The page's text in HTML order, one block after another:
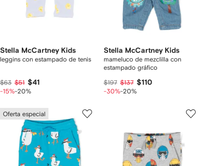
Stella McCartney Kids
leggins con estampado de tenis
$63 $51 $41
-15%-20%
Stella McCartney Kids
mameluco de mezclilla con
estampado gráfico
$197 $137 $110
-30%-20%
Oferta especial